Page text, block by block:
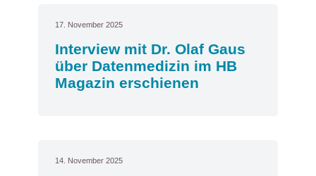
17. November 2025
Interview mit Dr. Olaf Gaus
über Datenmedizin im HB
Magazin erschienen
14. November 2025